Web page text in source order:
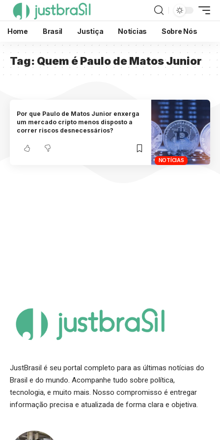
Home Brasil Justiça Notícias Sobre Nós
Tag: Quem é Paulo de Matos Junior
NOTÍCIAS
Por que Paulo de Matos Junior enxerga
um mercado cripto menos disposto a
correr riscos desnecessários?
JustBrasil é seu portal completo para as últimas notícias do
Brasil e do mundo. Acompanhe tudo sobre política,
tecnologia, e muito mais. Nosso compromisso é entregar
informação precisa e atualizada de forma clara e objetiva.